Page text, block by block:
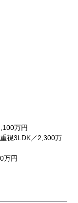
万円
視3LDK／2,300万
万円